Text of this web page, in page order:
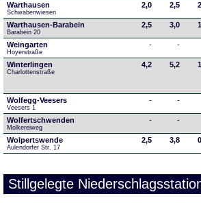
Warthausen
Schwabenwiesen
2,0 2,5
Warthausen-Barabein
Barabein 20
2,5 3,0
Weingarten
Hoyerstraße
- -
Winterlingen
Charlottenstraße
4,2 5,2
Wolfegg-Veesers
Veesers 1
- -
Wolfertschwenden
Molkereiweg
- -
Wolpertswende
Aulendorfer Str. 17
2,5 3,8
Stillgelegte